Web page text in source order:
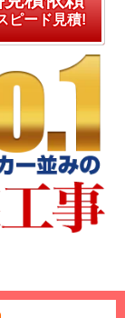
ピード見積!